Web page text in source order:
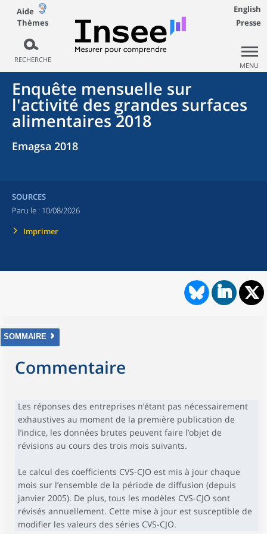
Aide
Thèmes
RECHERCHE
English
Presse
MENU
Enquête mensuelle sur
l'activité des grandes surfaces
alimentaires 2018
Emagsa 2018
SOURCES
Paru le : 10/08/2026
Imprimer
SOMMAIRE
Commentaire
Les réponses des entreprises n’étant pas nécessairement
exhaustives au moment de la première publication de
l’indice, les données brutes peuvent faire l’objet de
révisions au cours des trois mois suivants.
Le calcul des coefficients CVS-CJO est mis à jour chaque
mois sur l’ensemble de la période de diffusion (depuis
janvier 2005). De plus, tous les modèles CVS-CJO sont
révisés annuellement. Cette mise à jour est susceptible de
modifier les valeurs des séries CVS-CJO.